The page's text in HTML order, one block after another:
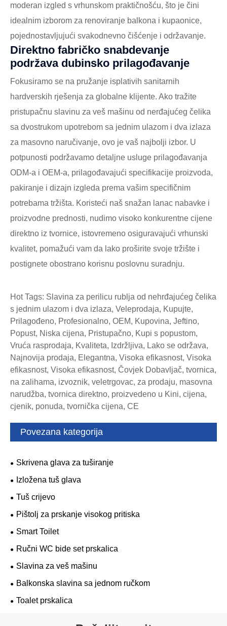
moderan izgled s vrhunskom praktičnošću, što je čini
idealnim izborom za renoviranje balkona i kupaonice,
pojednostavljujući svakodnevno čišćenje i održavanje.
Direktno fabričko snabdevanje
podržava dubinsko prilagođavanje
Fokusiramo se na pružanje isplativih sanitarnih
hardverskih rješenja za globalne klijente. Ako tražite
pristupačnu slavinu za veš mašinu od nerđajućeg čelika
sa dvostrukom upotrebom sa jednim ulazom i dva izlaza
za masovno naručivanje, ovo je vaš najbolji izbor. U
potpunosti podržavamo detaljne usluge prilagođavanja
ODM-a i OEM-a, prilagođavajući specifikacije proizvoda,
pakiranje i dizajn izgleda prema vašim specifičnim
potrebama tržišta. Koristeći naš snažan lanac nabavke i
proizvodne prednosti, nudimo visoko konkurentne cijene
direktno iz tvornice, istovremeno osiguravajući vrhunski
kvalitet, pomažući vam da lako proširite svoje tržište i
postignete obostrano korisnu poslovnu suradnju.
Hot Tags: Slavina za perilicu rublja od nehrđajućeg čelika
s jednim ulazom i dva izlaza, Veleprodaja, Kupujte,
Prilagođeno, Profesionalno, OEM, Kupovina, Jeftino,
Popust, Niska cijena, Pristupačno, Kupi s popustom,
Vruća rasprodaja, Kvaliteta, Izdržljiva, Lako se održava,
Najnovija prodaja, Elegantna, Visoka efikasnost, Visoka
efikasnost, Visoka efikasnost, Čovjek Dobavljač, tvornica,
na zalihama, izvoznik, veletrgovac, za prodaju, masovna
narudžba, tvornica direktno, proizvedeno u Kini, cijena,
cjenik, ponuda, tvornička cijena, CE
Povezana kategorija
Skrivena glava za tuširanje
Izložena tuš glava
Tuš crijevo
Pištolj za prskanje visokog pritiska
Smart Toilet
Ručni WC bide set prskalica
Slavina za veš mašinu
Balkonska slavina sa jednom ručkom
Toalet prskalica